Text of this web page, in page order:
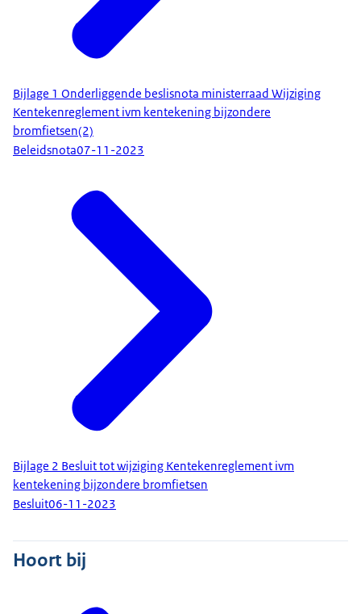
Bijlage 1 Onderliggende beslisnota ministerraad Wijziging
Kentekenreglement ivm kentekening bijzondere
bromfietsen(2)
Beleidsnota07-11-2023
Bijlage 2 Besluit tot wijziging Kentekenreglement ivm
kentekening bijzondere bromfietsen
Besluit06-11-2023
Hoort bij